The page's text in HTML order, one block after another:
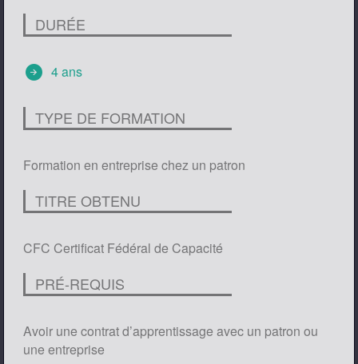
DURÉE
arrow_circle_right 4 ans
TYPE DE FORMATION
Formation en entreprise chez un patron
TITRE OBTENU
CFC Certificat Fédéral de Capacité
PRÉ-REQUIS
Avoir une contrat d’apprentissage avec un patron ou
une entreprise